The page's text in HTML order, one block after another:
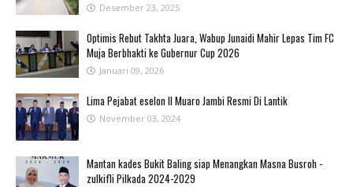
Desember 23, 2025
Optimis Rebut Takhta Juara, Wabup Junaidi Mahir Lepas Tim FC
Muja Berbhakti ke Gubernur Cup 2026
Januari 09, 2026
Lima Pejabat eselon II Muaro Jambi Resmi Di Lantik
November 03, 2024
Mantan kades Bukit Baling siap Menangkan Masna Busroh -
zulkifli Pilkada 2024-2029